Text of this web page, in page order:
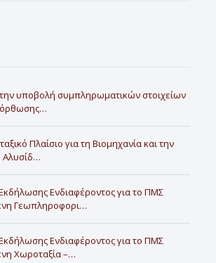
την υποβολή συμπληρωματικών στοιχείων
Πλαίσιο για τη Βιομηχανία και την
Αλυσίδ…
Ενδιαφέροντος για το ΠΜΣ
Γεωπληροφορι…
Ενδιαφέροντος για το ΠΜΣ
Χωροταξία –…